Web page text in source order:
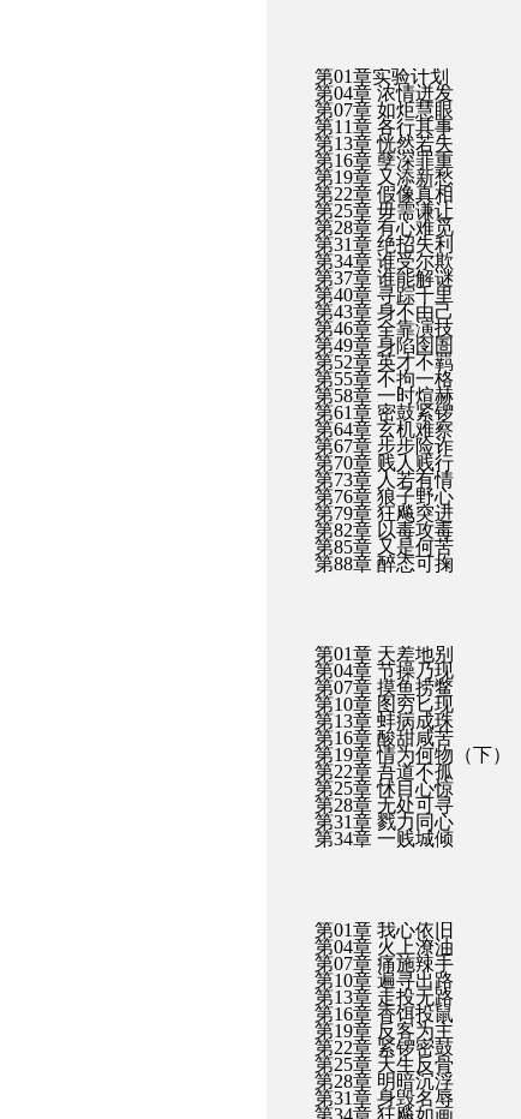
第01章实验计划
第04章 浓情迸发
第07章 如炬慧眼
第11章 各行其事
第13章 恍然若失
第16章 孽深罪重
第19章 又添新愁
第22章 假像真相
第25章 毋需谦让
第28章 有心难觅
第31章 绝招失利
第34章 谁受尔欺
第37章 谁能解谜
第40章 寻踪千里
第43章 身不由己
第46章 全靠演技
第49章 身陷囹圄
第52章 英才不羁
第55章 不拘一格
第58章 一时煊赫
第61章 密鼓紧锣
第64章 玄机难察
第67章 步步险诈
第70章 贱人贱行
第73章 人若有情
第76章 狼子野心
第79章 狂飚突进
第82章 以毒攻毒
第85章 又是何苦
第88章 醉态可掬
第01章 天差地别
第04章 节操乃现
第07章 摸鱼捞鳖
第10章 图穷匕现
第13章 蚌病成珠
第16章 酸甜咸苦
第19章 情为何物（下）
第22章 吾道不孤
第25章 怵目心惊
第28章 无处可寻
第31章 戮力同心
第34章 一贱城倾
第01章 我心依旧
第04章 火上潦油
第07章 痛施辣手
第10章 遍寻出路
第13章 走投无路
第16章 香饵投鼠
第19章 反客为主
第22章 紧锣密鼓
第25章 天生反骨
第28章 明暗沉浮
第31章 身毁名辱
第34章 狂飚如画